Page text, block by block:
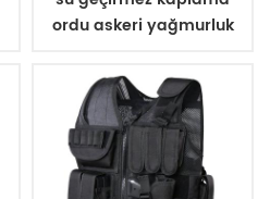
ordu askeri yağmurluk